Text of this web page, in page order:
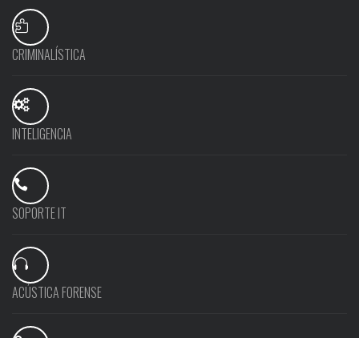
CRIMINALÍSTICA
INTELIGENCIA
SOPORTE IT
ACÚSTICA FORENSE